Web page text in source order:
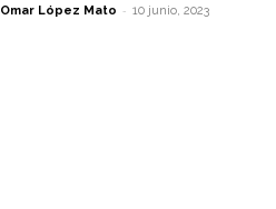
Omar López Mato - 10 junio, 2023